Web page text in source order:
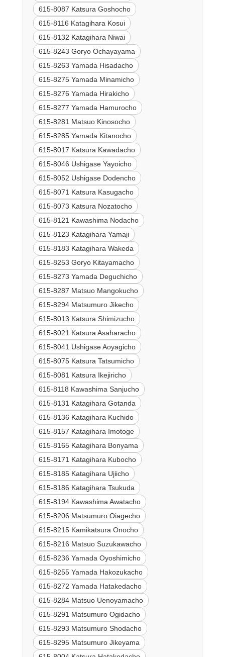
615-8087 Katsura Goshocho
615-8116 Katagihara Kosui
615-8132 Katagihara Niwai
615-8243 Goryo Ochayayama
615-8263 Yamada Hisadacho
615-8275 Yamada Minamicho
615-8276 Yamada Hirakicho
615-8277 Yamada Hamurocho
615-8281 Matsuo Kinosocho
615-8285 Yamada Kitanocho
615-8017 Katsura Kawadacho
615-8046 Ushigase Yayoicho
615-8052 Ushigase Dodencho
615-8071 Katsura Kasugacho
615-8073 Katsura Nozatocho
615-8121 Kawashima Nodacho
615-8123 Katagihara Yamaji
615-8183 Katagihara Wakeda
615-8253 Goryo Kitayamacho
615-8273 Yamada Deguchicho
615-8287 Matsuo Mangokucho
615-8294 Matsumuro Jikecho
615-8013 Katsura Shimizucho
615-8021 Katsura Asaharacho
615-8041 Ushigase Aoyagicho
615-8075 Katsura Tatsumicho
615-8081 Katsura Ikejiricho
615-8118 Kawashima Sanjucho
615-8131 Katagihara Gotanda
615-8136 Katagihara Kuchido
615-8157 Katagihara Imotoge
615-8165 Katagihara Bonyama
615-8171 Katagihara Kubocho
615-8185 Katagihara Ujiicho
615-8186 Katagihara Tsukuda
615-8194 Kawashima Awatacho
615-8206 Matsumuro Oiagecho
615-8215 Kamikatsura Onocho
615-8216 Matsuo Suzukawacho
615-8236 Yamada Oyoshimicho
615-8255 Yamada Hakozukacho
615-8272 Yamada Hatakedacho
615-8284 Matsuo Uenoyamacho
615-8291 Matsumuro Ogidacho
615-8293 Matsumuro Shodacho
615-8295 Matsumuro Jikeyama